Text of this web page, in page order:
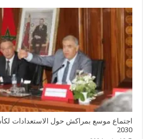
اجتماع موسع بمراكش حول الاستعدادات
2030